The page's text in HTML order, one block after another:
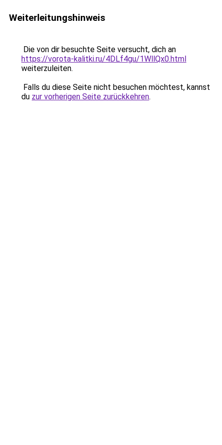
Weiterleitungshinweis
Die von dir besuchte Seite versucht, dich an
https://vorota-kalitki.ru/4DLf4gu/1WllQx0.html
weiterzuleiten.
Falls du diese Seite nicht besuchen möchtest, kannst
du zur vorherigen Seite zurückkehren.